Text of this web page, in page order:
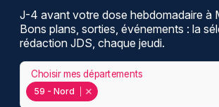
J-4 avant votre dose hebdomadaire à
Bons plans, sorties, événements : la
rédaction JDS, chaque jeudi.
59 - Nord
Choisir mes départements